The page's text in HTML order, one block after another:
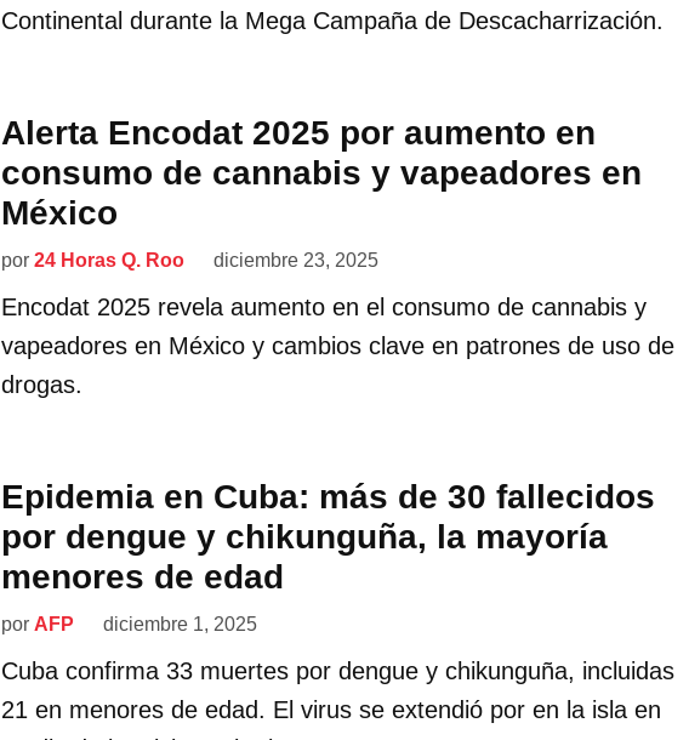
Continental durante la Mega Campaña de Descacharrización.
Alerta Encodat 2025 por aumento en
consumo de cannabis y vapeadores en
México
por 24 Horas Q. Roo diciembre 23, 2025
Encodat 2025 revela aumento en el consumo de cannabis y
vapeadores en México y cambios clave en patrones de uso de
drogas.
Epidemia en Cuba: más de 30 fallecidos
por dengue y chikunguña, la mayoría
menores de edad
por AFP diciembre 1, 2025
Cuba confirma 33 muertes por dengue y chikunguña, incluidas
21 en menores de edad. El virus se extendió por en la isla en